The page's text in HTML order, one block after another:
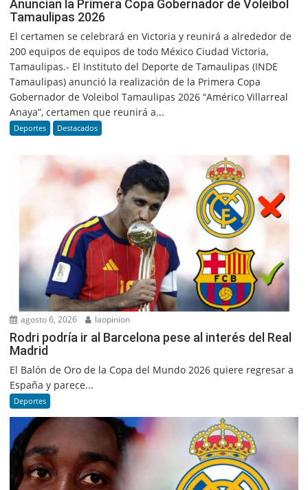
Anuncian la Primera Copa Gobernador de Voleibol
Tamaulipas 2026
El certamen se celebrará en Victoria y reunirá a alrededor de
200 equipos de equipos de todo México Ciudad Victoria,
Tamaulipas.- El Instituto del Deporte de Tamaulipas (INDE
Tamaulipas) anunció la realización de la Primera Copa
Gobernador de Voleibol Tamaulipas 2026 “Américo Villarreal
Anaya”, certamen que reunirá a...
Deportes Destacados
agosto 6, 2026 laopinion
Rodri podría ir al Barcelona pese al interés del Real
Madrid
El Balón de Oro de la Copa del Mundo 2026 quiere regresar a
España y parece...
Deportes